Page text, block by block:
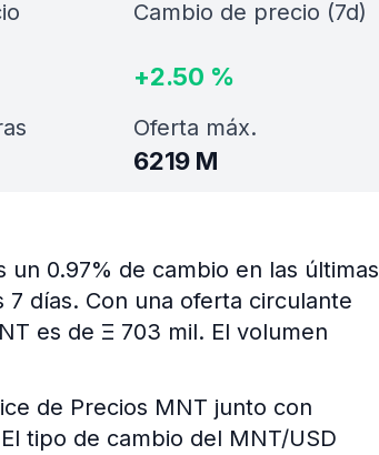
Cambio de precio (7d)
+2.50 %
Oferta máx.
6219 M
un 0.97% de cambio en las últimas
días. Con una oferta circulante
es de Ξ 703 mil. El volumen
de Precios MNT junto con
tipo de cambio del MNT/USD